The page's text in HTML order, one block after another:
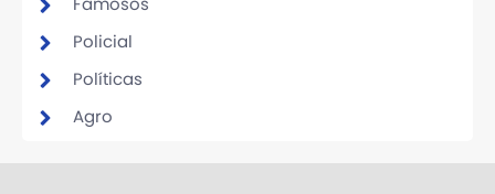
Famosos
Policial
Políticas
Agro